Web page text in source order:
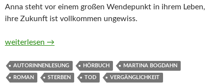
Anna steht vor einem großen Wendepunkt in ihrem Leben,
ihre Zukunft ist vollkommen ungewiss.
Mirabellentage von Martina Bogdahn (Hörbuch)
weiterlesen →
AUTORINNENLESUNG HÖRBUCH MARTINA BOGDAHN
ROMAN STERBEN TOD VERGÄNGLICHKEIT